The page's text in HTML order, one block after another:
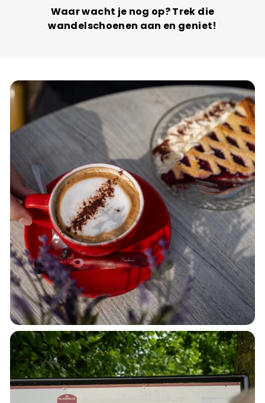
Waar wacht je nog op? Trek die
wandelschoenen aan en geniet!